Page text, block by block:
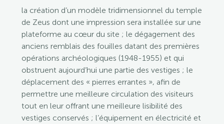
la création d’un modèle tridimensionnel du temple
de Zeus dont une impression sera installée sur une
plateforme au cœur du site ; le dégagement des
anciens remblais des fouilles datant des premières
opérations archéologiques (1948-1955) et qui
obstruent aujourd’hui une partie des vestiges ; le
déplacement des « pierres errantes », afin de
permettre une meilleure circulation des visiteurs
tout en leur offrant une meilleure lisibilité des
vestiges conservés ; l’équipement en électricité et